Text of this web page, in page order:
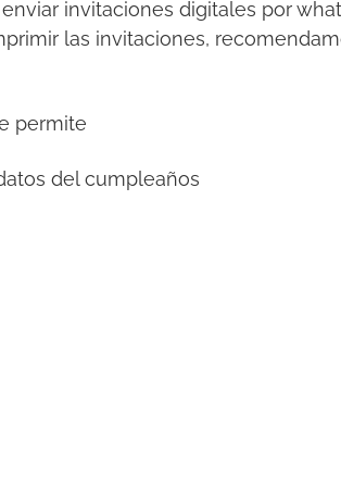
invitaciones digitales por
las invitaciones,
permite
del cumpleaños